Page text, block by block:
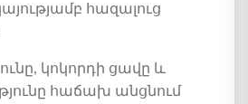
հազալուց
, կոկորդի ցավը և
հաճախ անցնում